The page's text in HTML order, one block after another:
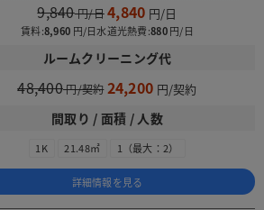
9,840 4,840
賃料:8,960 水道光熱費:880
ルームクリーニング代
48,400 24,200
間取り / 面積 / 人数
1K 21.48㎡ 1（最大：2）
詳細情報を見る